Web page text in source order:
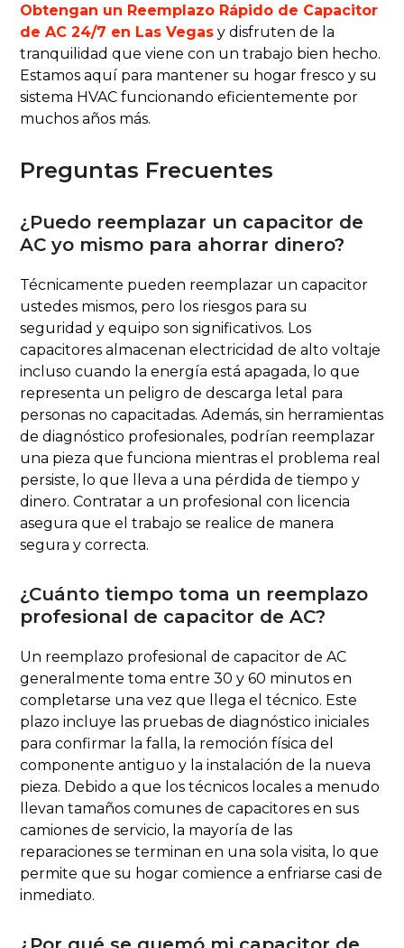
Obtengan un Reemplazo Rápido de Capacitor
de AC 24/7 en Las Vegas y disfruten de la
tranquilidad que viene con un trabajo bien hecho.
Estamos aquí para mantener su hogar fresco y su
sistema HVAC funcionando eficientemente por
muchos años más.
Preguntas Frecuentes
¿Puedo reemplazar un capacitor de
AC yo mismo para ahorrar dinero?
Técnicamente pueden reemplazar un capacitor
ustedes mismos, pero los riesgos para su
seguridad y equipo son significativos. Los
capacitores almacenan electricidad de alto voltaje
incluso cuando la energía está apagada, lo que
representa un peligro de descarga letal para
personas no capacitadas. Además, sin herramientas
de diagnóstico profesionales, podrían reemplazar
una pieza que funciona mientras el problema real
persiste, lo que lleva a una pérdida de tiempo y
dinero. Contratar a un profesional con licencia
asegura que el trabajo se realice de manera
segura y correcta.
¿Cuánto tiempo toma un reemplazo
profesional de capacitor de AC?
Un reemplazo profesional de capacitor de AC
generalmente toma entre 30 y 60 minutos en
completarse una vez que llega el técnico. Este
plazo incluye las pruebas de diagnóstico iniciales
para confirmar la falla, la remoción física del
componente antiguo y la instalación de la nueva
pieza. Debido a que los técnicos locales a menudo
llevan tamaños comunes de capacitores en sus
camiones de servicio, la mayoría de las
reparaciones se terminan en una sola visita, lo que
permite que su hogar comience a enfriarse casi de
inmediato.